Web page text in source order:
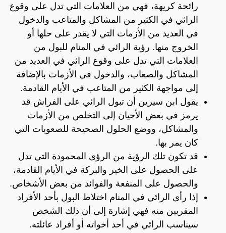
رائحة كريهة، فهي من العلامات التي تدل على وقوع
الرائي في الكثير من المشاكل والمتاعب والدخول
في العديد من الأزمات التي لا يقدر على حلها أو
الخروج منها. رؤية الرائي في المنام للبول من
العلامات التي تدل على وقوع الرائي في العديد من
المشاكل والصعاب، والدخول في الأزمات بالإضافة
إلى مواجهة الكثير من المتاعب في الأيام القادمة.
يقول ابن سيرين أن تبول الرائي على الفراش قد
يرمز في بعض الأحيان إلى التخلص من الأزمات
والمشاكل، ووضع الحلول الصحيحة للصعوبات التي
كان يمر بها.
قد تكون تلك الرؤية من الرؤى المحمودة التي تدل
على الحصول على الخير والبركة في الأيام القادمة،
والحصول على المنفعة والفوائد من بعض الأشخاص.
إذا رأى الرائي في المنام اختلاط البول بأحد الأفراد
المقربين منه فهي إشارة إلى أن ذلك الشخص
سيناسب الرائي في أحد أخواته أو أفراد عائلته.